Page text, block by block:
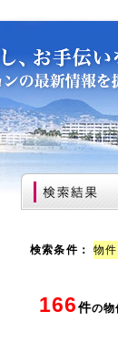
検索条件：物
166件の物